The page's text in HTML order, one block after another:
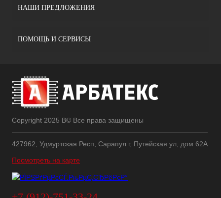
НАШИ ПРЕДЛОЖЕНИЯ
ПОМОЩЬ И СЕРВИСЫ
Copyright 2025 В© Все права защищены
427962, Удмуртская Респ, Сарапул г, Путейская ул, дом 62А
Посмотреть на карте